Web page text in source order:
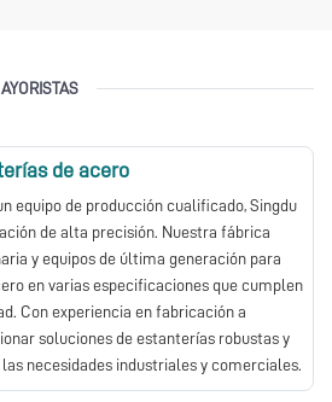
puede ajustar el tamaño, el número
el color y el tratamiento de la superficie
y su diseño de disposición flexible
mejor el uso del espacio,
escenas que requieren almacenamiento
artículos.
de acero
equipo de producción cualificado, Singdu
de alta precisión. Nuestra fábrica
y equipos de última generación para
en varias especificaciones que cumplen
Con experiencia en fabricación a
soluciones de estanterías robustas y
necesidades industriales y comerciales.